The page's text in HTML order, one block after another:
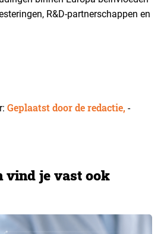
R&D-partnerschappen en
Geplaatst door de redactie,-
vind je vast ook